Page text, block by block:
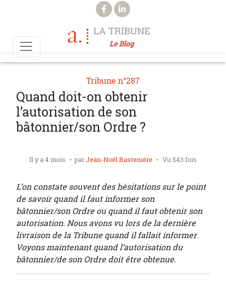
Aller au contenu principal
LA TRIBUNE
Le Blog
Tribune n°287
Quand doit-on obtenir
l’autorisation de son
bâtonnier/son Ordre ?
Il y a 4 mois parJean-Noël Bastenière Vu 543 fois
L’on constate souvent des hésitations sur le point
de savoir quand il faut informer son
bâtonnier/son Ordre ou quand il faut obtenir son
autorisation. Nous avons vu lors de la dernière
livraison de la Tribune quand il fallait informer.
Voyons maintenant quand l’autorisation du
bâtonnier/de son Ordre doit être obtenue.